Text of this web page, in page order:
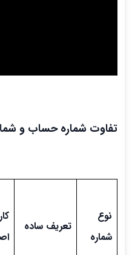
تفاوت شماره حساب و
نوع
شماره
تعریف ساده